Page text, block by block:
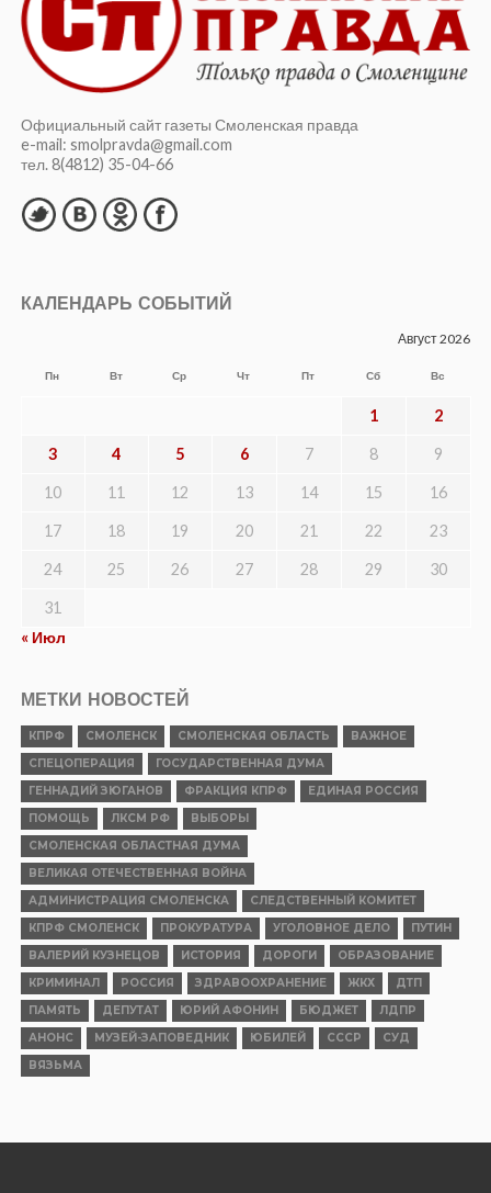
Официальный сайт газеты Смоленская правда
e-mail: smolpravda@gmail.com
тел. 8(4812) 35-04-66
КАЛЕНДАРЬ СОБЫТИЙ
Август 2026
Пн Вт Ср Чт Пт Сб Вс
1 2
3 4 5 6 7 8 9
10 11 12 13 14 15 16
17 18 19 20 21 22 23
24 25 26 27 28 29 30
31
« Июл
МЕТКИ НОВОСТЕЙ
КПРФ СМОЛЕНСК СМОЛЕНСКАЯ ОБЛАСТЬ
ВАЖНОЕ
СПЕЦОПЕРАЦИЯ
ГОСУДАРСТВЕННАЯ ДУМА
ГЕННАДИЙ ЗЮГАНОВ
ФРАКЦИЯ КПРФ
ЕДИНАЯ РОССИЯ
ПОМОЩЬ
ЛКСМ РФ
ВЫБОРЫ
СМОЛЕНСКАЯ ОБЛАСТНАЯ ДУМА
ВЕЛИКАЯ ОТЕЧЕСТВЕННАЯ ВОЙНА
АДМИНИСТРАЦИЯ СМОЛЕНСКА
СЛЕДСТВЕННЫЙ КОМИТЕТ
КПРФ СМОЛЕНСК
ПРОКУРАТУРА УГОЛОВНОЕ ДЕЛО
ПУТИН
ВАЛЕРИЙ КУЗНЕЦОВ
ИСТОРИЯ ДОРОГИ
ОБРАЗОВАНИЕ
КРИМИНАЛ
РОССИЯ ЗДРАВООХРАНЕНИЕ ЖКХ
ДТП
ПАМЯТЬ
ДЕПУТАТ ЮРИЙ АФОНИН БЮДЖЕТ
ЛДПР
АНОНС
МУЗЕЙ-ЗАПОВЕДНИК ЮБИЛЕЙ СССР
СУД
ВЯЗЬМА